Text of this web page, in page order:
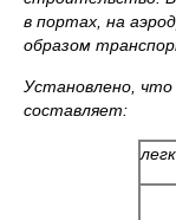
в портах, на
образом
Установлено,
составляет: